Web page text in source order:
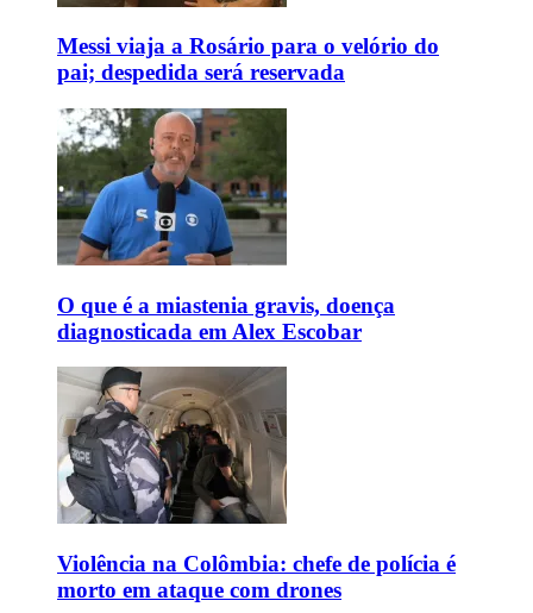
Messi viaja a Rosário para o velório do
pai; despedida será reservada
O que é a miastenia gravis, doença
diagnosticada em Alex Escobar
Violência na Colômbia: chefe de polícia é
morto em ataque com drones